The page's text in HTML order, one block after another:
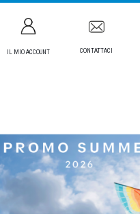
IL MIO ACCOUNT CONTATTACI